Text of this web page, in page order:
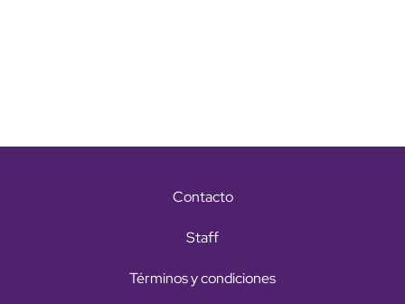
Contacto
Staff
Términos y condiciones